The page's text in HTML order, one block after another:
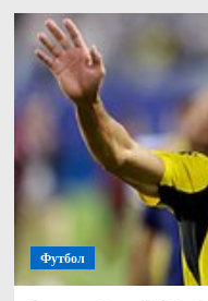
Мостовой:
Сперцяна
Кордобы
Мусаев
никогда
не
выиграет
РПЛ
Футбол